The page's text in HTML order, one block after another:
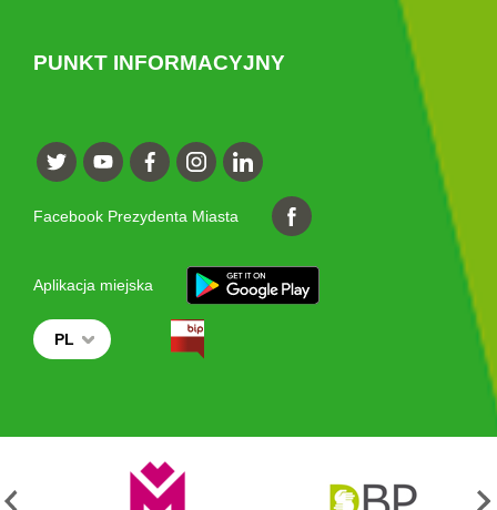
PUNKT INFORMACYJNY
Facebook Prezydenta Miasta
Aplikacja miejska
PL